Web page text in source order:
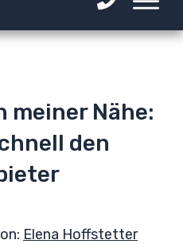
Nähe:
den
Elena Hoffstetter